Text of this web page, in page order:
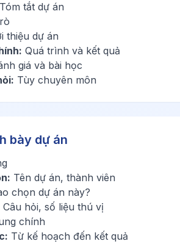
Tóm tắt dự án
thiệu dự án
Quá trình và kết quả
giá và bài học
Tùy chuyên môn
bày dự án
Tên dự án, thành viên
chọn dự án này?
Câu hỏi, số liệu thú vị
chính
Từ kế hoạch đến kết quả